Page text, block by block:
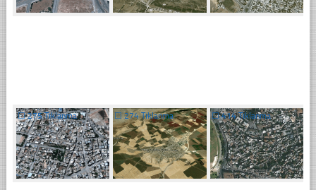
☐275 Tıklanma ☐274 Tıklanma ☐414 Tıklanma